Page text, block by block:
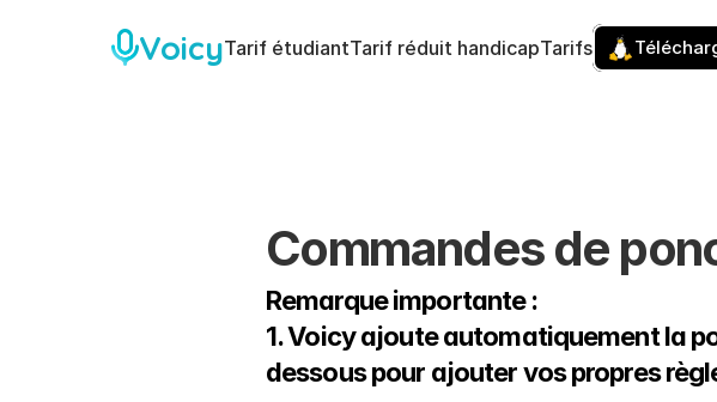
VoicyTarif étudiantTarif réduit handicapTarifs
Commandes de
Remarque importante :
1. Voicy ajoute automatiquement la
dessous pour ajouter vos propres